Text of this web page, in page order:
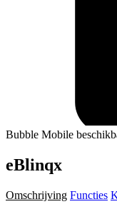
Bubble Mobile
eBlinqx
Omschrijving Functies